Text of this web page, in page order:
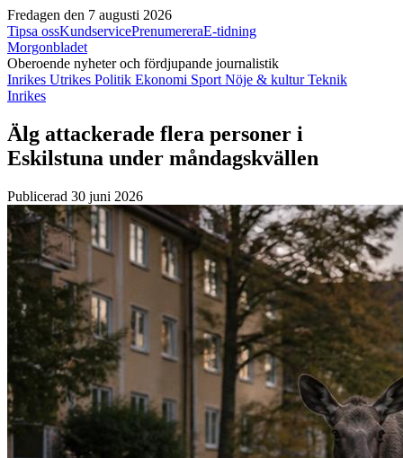
Fredagen den 7 augusti 2026
Tipsa ossKundservicePrenumereraE-tidning
Morgonbladet
Oberoende nyheter och fördjupande journalistik
Inrikes Utrikes Politik Ekonomi Sport Nöje & kulturTeknik
Inrikes
Älg attackerade flera personer i
Eskilstuna under måndagskvällen
Publicerad 30 juni 2026